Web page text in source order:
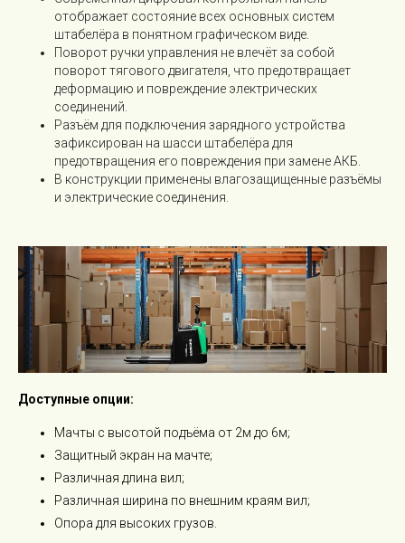
отображает состояние всех основных систем
штабелёра в понятном графическом виде.
Поворот ручки управления не влечёт за собой
поворот тягового двигателя, что предотвращает
деформацию и повреждение электрических
соединений.
Разъём для подключения зарядного устройства
зафиксирован на шасси штабелёра для
предотвращения его повреждения при замене АКБ.
В конструкции применены влагозащищенные разъёмы
и электрические соединения.
Доступные опции:
Мачты с высотой подъёма от 2м до 6м;
Защитный экран на мачте;
Различная длина вил;
Различная ширина по внешним краям вил;
Опора для высоких грузов.